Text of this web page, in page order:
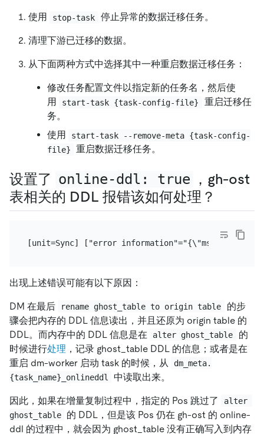
使用 stop-task 停止异常的数据迁移任务。
清理下游已迁移的数据。
从下面两种方式中选择其中一种重启数据迁移任务：
修改任务配置文件以指定新的任务名，然后使
用
start-task {task-config-file}
重启迁移任
务。
使用
start-task --remove-meta {task-config-
file}
重启数据迁移任务。
设置了 online-ddl: true ，gh-ost
表相关的 DDL 报错该如何处理？
出现上述错误可能有以下原因：
DM 在最后 rename ghost_table to origin table
的步
骤会把内存的 DDL 信息读出，并且还原为 origin table 的
DDL。而内存中的 DDL 信息是在
alter ghost_table
的
时候进行处理 ，记录 ghost_table DDL 的信息；或者是在
重启 dm-worker 启动 task 的时候，从
dm_meta.
{task_name}_onlineddl
中读取出来。
因此，如果在增量复制过程中，指定的 Pos 跳过了
alter
ghost_table
的 DDL，但是该 Pos 仍在 gh-ost 的 online-
ddl 的过程中，就会因为 ghost_table 没有正确写入到内存